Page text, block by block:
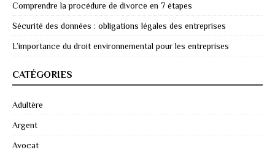
Comprendre la procédure de divorce en 7 étapes
Sécurité des données : obligations légales des entreprises
L’importance du droit environnemental pour les entreprises
CATÉGORIES
Adultère
Argent
Avocat